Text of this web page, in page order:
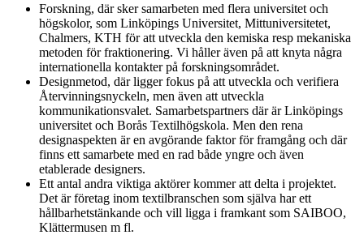
Forskning, där sker samarbeten med flera universitet och
högskolor, som Linköpings Universitet, Mittuniversitetet,
Chalmers, KTH för att utveckla den kemiska resp mekaniska
metoden för fraktionering. Vi håller även på att knyta några
internationella kontakter på forskningsområdet.
Designmetod, där ligger fokus på att utveckla och verifiera
Återvinningsnyckeln, men även att utveckla
kommunikationsvalet. Samarbetspartners där är Linköpings
universitet och Borås Textilhögskola. Men den rena
designaspekten är en avgörande faktor för framgång och där
finns ett samarbete med en rad både yngre och även
etablerade designers.
Ett antal andra viktiga aktörer kommer att delta i projektet.
Det är företag inom textilbranschen som själva har ett
hållbarhetstänkande och vill ligga i framkant som SAIBOO,
Klättermusen m fl.